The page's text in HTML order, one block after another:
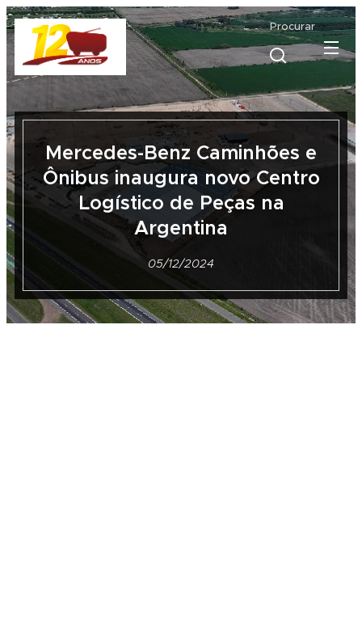
Procurar
Mercedes-Benz Caminhões e
Ônibus inaugura novo Centro
Logístico de Peças na
Argentina
05/12/2024